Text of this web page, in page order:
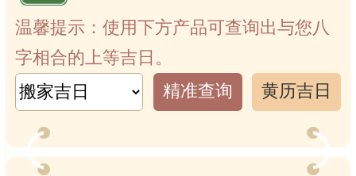
温馨提示：使用下方产品可查询出与您八
字相合的上等吉日。
精准查询
黄历吉日